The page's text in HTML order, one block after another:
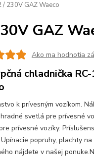
230V GAZ Waeco
GAZ
Ako ma hodnotia
chladnička
k prívesným vozíkom.
svetlá pre prívesné
prívesné vozíky.
popruhy, plachty
nájdete v našej